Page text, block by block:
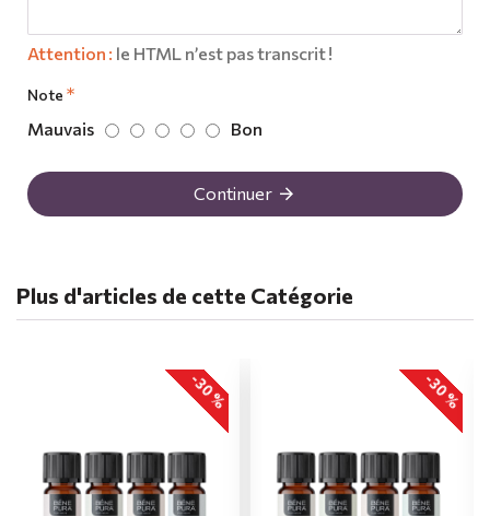
Attention : le HTML n’est pas transcrit !
Note
Mauvais Bon
Continuer
Plus d'articles de cette Catégorie
-30 % -30 %